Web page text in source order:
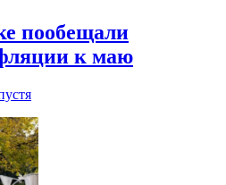
пообещали
к маю